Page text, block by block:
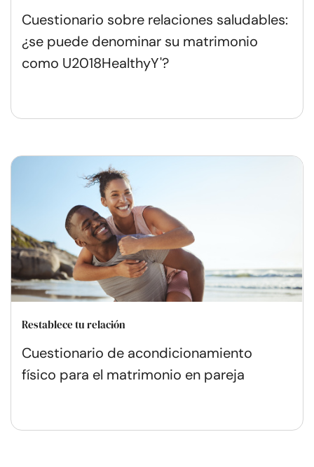
Cuestionario sobre relaciones saludables:
¿se puede denominar su matrimonio
como U2018HealthyY'?
Restablece tu relación
Cuestionario de acondicionamiento
físico para el matrimonio en pareja